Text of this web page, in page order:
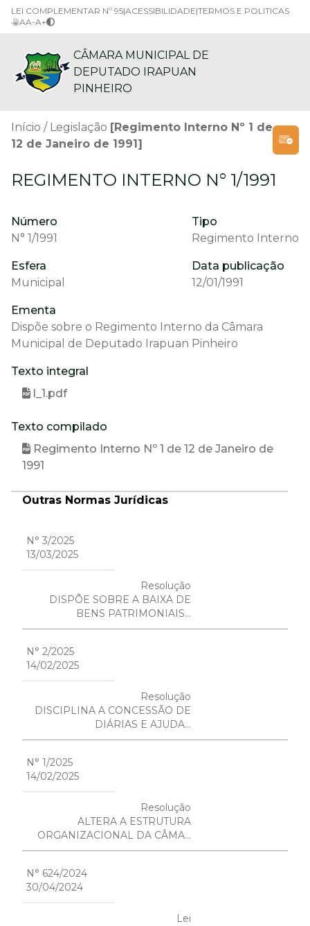
LEI COMPLEMENTAR Nº 95|ACESSIBILIDADE|TERMOS E POLITICAS
AA-A+
CÂMARA MUNICIPAL DE
DEPUTADO IRAPUAN
PINHEIRO
Início Legislação [Regimento Interno Nº 1 de
12 de Janeiro de 1991]
REGIMENTO INTERNO N° 1/1991
Número
N° 1/1991
Tipo
Regimento Interno
Esfera
Municipal
Data publicação
12/01/1991
Ementa
Dispõe sobre o Regimento Interno da Câmara
Municipal de Deputado Irapuan Pinheiro
Texto integral
l_1.pdf
Texto compilado
Regimento Interno Nº 1 de 12 de Janeiro de
1991
Outras Normas Jurídicas
N° 3/2025
13/03/2025
Resolução
DISPÕE SOBRE A BAIXA DE
BENS PATRIMONIAIS...
N° 2/2025
14/02/2025
Resolução
DISCIPLINA A CONCESSÃO DE
DIÁRIAS E AJUDA...
N° 1/2025
14/02/2025
Resolução
ALTERA A ESTRUTURA
ORGANIZACIONAL DA CÂMA...
N° 624/2024
30/04/2024
Lei